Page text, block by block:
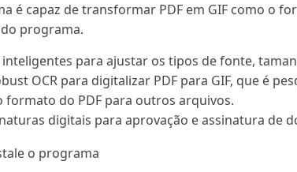
é capaz de transformar PDF em GIF como o
programa.
inteligentes para ajustar os tipos de fonte,
OCR para digitalizar PDF para GIF, que é
formato do PDF para outros arquivos.
digitais para aprovação e assinatura de
o programa